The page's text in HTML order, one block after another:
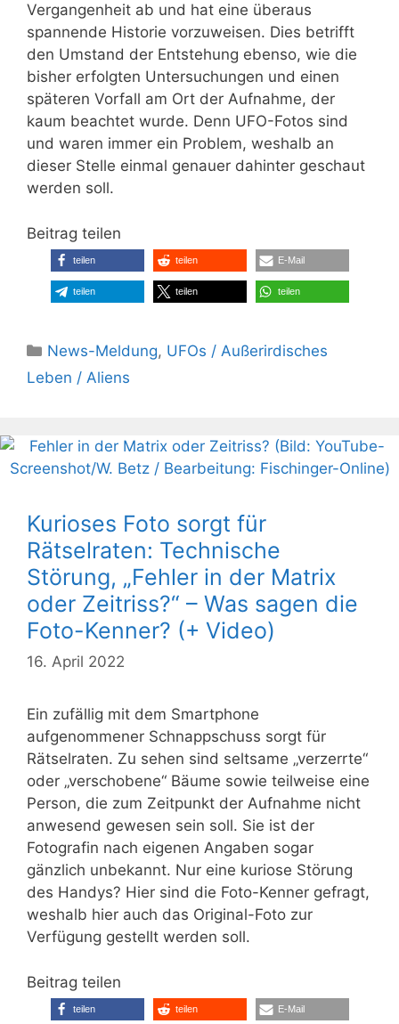
Vergangenheit ab und hat eine überaus
spannende Historie vorzuweisen. Dies betrifft
den Umstand der Entstehung ebenso, wie die
bisher erfolgten Untersuchungen und einen
späteren Vorfall am Ort der Aufnahme, der
kaum beachtet wurde. Denn UFO-Fotos sind
und waren immer ein Problem, weshalb an
dieser Stelle einmal genauer dahinter geschaut
werden soll.
Beitrag teilen
teilen teilen E-Mail
teilen teilen teilen
Kategorien
News-Meldung, UFOs / Außerirdisches
Leben / Aliens
Kurioses Foto sorgt für
Rätselraten: Technische
Störung, „Fehler in der Matrix
oder Zeitriss?“ – Was sagen die
Foto-Kenner? (+ Video)
16. April 2022
Ein zufällig mit dem Smartphone
aufgenommener Schnappschuss sorgt für
Rätselraten. Zu sehen sind seltsame „verzerrte“
oder „verschobene“ Bäume sowie teilweise eine
Person, die zum Zeitpunkt der Aufnahme nicht
anwesend gewesen sein soll. Sie ist der
Fotografin nach eigenen Angaben sogar
gänzlich unbekannt. Nur eine kuriose Störung
des Handys? Hier sind die Foto-Kenner gefragt,
weshalb hier auch das Original-Foto zur
Verfügung gestellt werden soll.
Beitrag teilen
teilen teilen E-Mail